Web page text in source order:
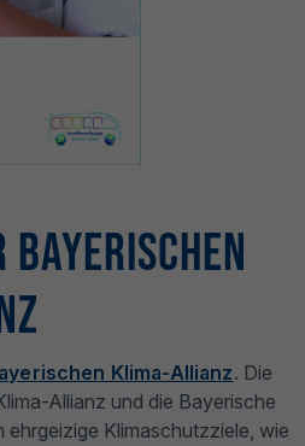
Klima-Allianz. Die
Allianz und die Bayerische
Klimaschutzziele, wie